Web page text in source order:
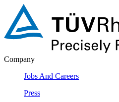
Company
Jobs And Careers
Press